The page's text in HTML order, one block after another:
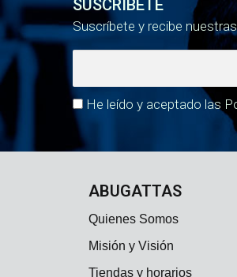
SUSCRÍBETE
Suscríbete y recibe
He leído y aceptado las
ABUGATTAS
Quienes Somos
Misión y Visión
Tiendas y horarios